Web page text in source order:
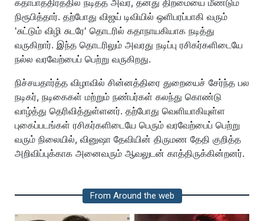
நிரூபித்தார். தற்போது விஜய் டிவியில் ஒளிபரப்பாகி வரும்
'சுட்டும் விழி சுடரே' தொடரில் கதாநாயகியாக நடித்து
வருகிறார். இந்த தொடரிலும் அவரது நடிப்பு ரசிகர்களிடையே
நல்ல வரவேற்பைப் பெற்று வருகிறது.
நிச்சயதார்த்த விழாவில் சின்னத்திரை துறையைச் சேர்ந்த பல
நடிகர், நடிகைகள் மற்றும் நண்பர்கள் கலந்து கொண்டு
வாழ்த்து தெரிவித்துள்ளனர். தற்போது வெளியாகியுள்ள
புகைப்படங்கள் ரசிகர்களிடையே பெரும் வரவேற்பைப் பெற்று
வரும் நிலையில், வினுஷா தேவியின் திருமண தேதி குறித்த
அறிவிப்புக்காக அனைவரும் ஆவலுடன் காத்திருக்கின்றனர்.
From Around the web